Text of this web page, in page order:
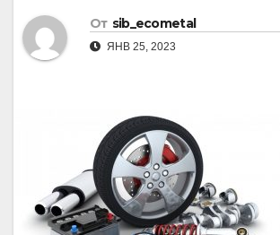
От sib_ecometal
ЯНВ 25, 2023